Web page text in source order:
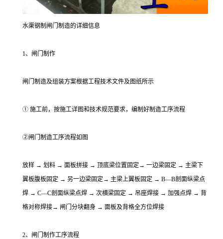
水渠钢制闸门制造的详细信息
1、闸门制作
闸门制造及组装方案根据工程技术文件及图纸所示
① 施工前，按施工详图和技术规范要求，编制好制造工序流程
②闸门制造工序流程如图
放样 → 划料 → 面板拼接 → 顶底梁位置固定→ 一边梁固定 → 主梁下
翼板腹板固定 → 另一边梁固定→ 主梁上翼板固定 → B—B剖面纵梁点
焊 → C—C剖面纵梁点焊 → 次横梁固定 → 吊座焊接 → 加强点焊 → 背
格对称焊接→ 闸门分块翻身 → 面板及背格全方位焊接
2、闸门制作工序流程